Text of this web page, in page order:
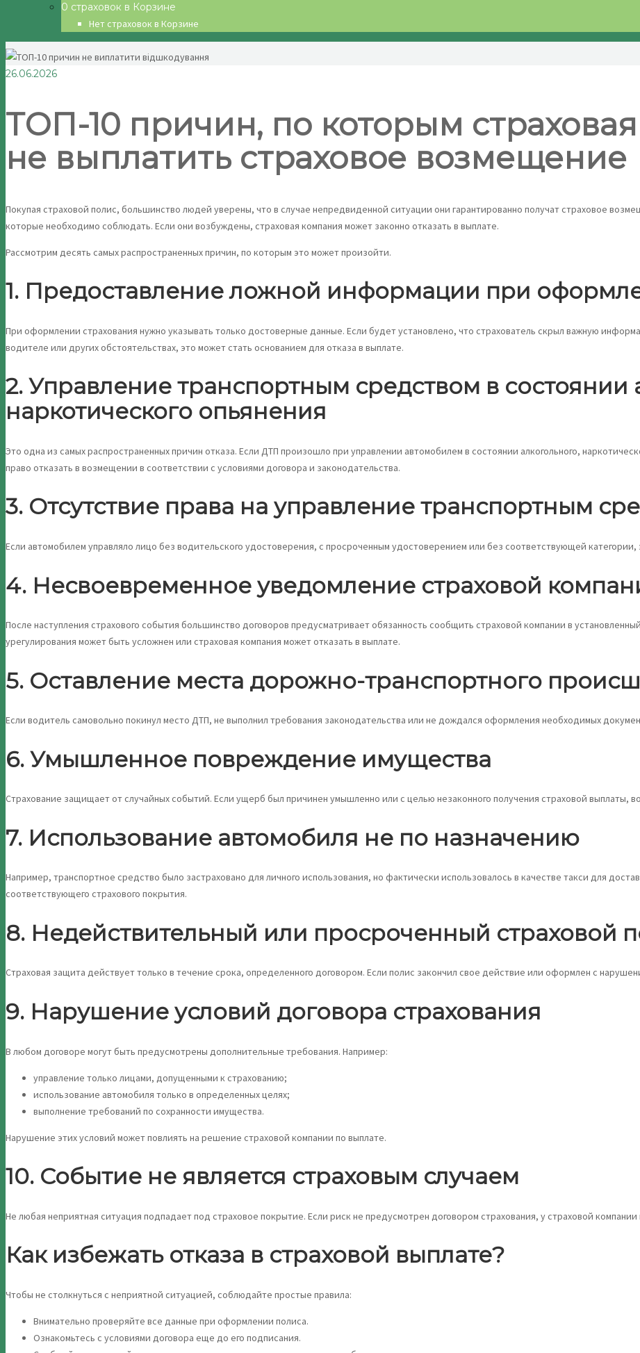
0 страховок в Корзине
Нет страховок в Корзине
26.06.2026
ТОП-10 причин, по которым
не выплатить страховое возмещение
Покупая страховой полис, большинство людей уверены, что в случае непредвиденной ситуации они гарантированно получат страховое
которые необходимо соблюдать. Если они возбуждены, страховая компания может законно отказать в выплате.
Рассмотрим десять самых распространенных причин, по которым это может произойти.
1. Предоставление ложной информации при
При оформлении страхования нужно указывать только достоверные данные. Если будет установлено, что страхователь скрыл важную
водителе или других обстоятельствах, это может стать основанием для отказа в выплате.
2. Управление транспортным средством в состоянии
наркотического опьянения
Это одна из самых распространенных причин отказа. Если ДТП произошло при управлении автомобилем в состоянии алкогольного,
право отказать в возмещении в соответствии с условиями договора и законодательства.
3. Отсутствие права на управление транспортным
Если автомобилем управляло лицо без водительского удостоверения, с просроченным удостоверением или без соответствующей
4. Несвоевременное уведомление страховой
После наступления страхового события большинство договоров предусматривает обязанность сообщить страховой компании в
урегулирования может быть усложнен или страховая компания может отказать в выплате.
5. Оставление места дорожно-транспортного
Если водитель самовольно покинул место ДТП, не выполнил требования законодательства или не дождался оформления необходимых
6. Умышленное повреждение имущества
Страхование защищает от случайных событий. Если ущерб был причинен умышленно или с целью незаконного получения страховой выплаты,
7. Использование автомобиля не по назначению
Например, транспортное средство было застраховано для личного использования, но фактически использовалось в качестве такси для
соответствующего страхового покрытия.
8. Недействительный или просроченный страховой
Страховая защита действует только в течение срока, определенного договором. Если полис закончил свое действие или оформлен с
9. Нарушение условий договора страхования
В любом договоре могут быть предусмотрены дополнительные требования. Например:
управление только лицами, допущенными к страхованию;
использование автомобиля только в определенных целях;
выполнение требований по сохранности имущества.
Нарушение этих условий может повлиять на решение страховой компании по выплате.
10. Событие не является страховым случаем
Не любая неприятная ситуация подпадает под страховое покрытие. Если риск не предусмотрен договором страхования, у страховой
Как избежать отказа в страховой выплате?
Чтобы не столкнуться с неприятной ситуацией, соблюдайте простые правила:
Внимательно проверяйте все данные при оформлении полиса.
Ознакомьтесь с условиями договора еще до его подписания.